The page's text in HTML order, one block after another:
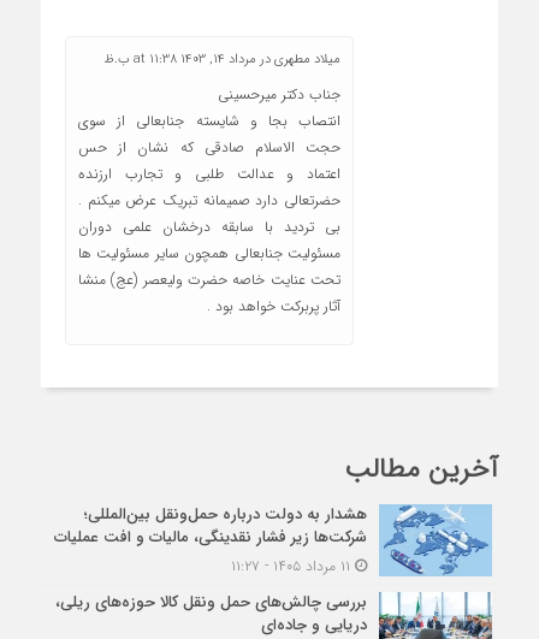
میلاد مطهریدر مرداد 14, 1403 at 11:38 ب.ظ
جناب دکتر میرحسینی
انتصاب بجا و شایسته جنابعالی از سوی
حجت الاسلام صادقی که نشان از حس
اعتماد و عدالت طلبی و تجارب ارزنده
حضرتعالی دارد صمیمانه تبریک عرض میکنم .
بی تردید با سابقه درخشان علمی دوران
مسئولیت جنابعالی همچون سایر مسئولیت ها
تحت عنایت خاصه حضرت ولیعصر (عج) منشا
آثار پربرکت خواهد بود .
آخرین مطالب
هشدار به دولت درباره حمل‌ونقل بین‌المللی؛
شرکت‌ها زیر فشار نقدینگی، مالیات و افت عملیات
بررسی چالش‌های حمل ونقل کالا حوزه‌های ریلی،
دریایی و جاده‌ای